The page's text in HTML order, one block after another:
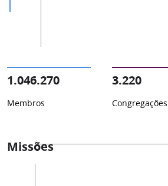
1.046.270
Membros
3.220
Congregações
Missões